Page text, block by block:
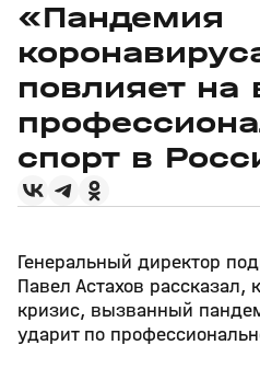
«Пандемия
повлияет на
спорт в
Генеральный директор
Павел Астахов рассказал,
кризис, вызванный
ударит по